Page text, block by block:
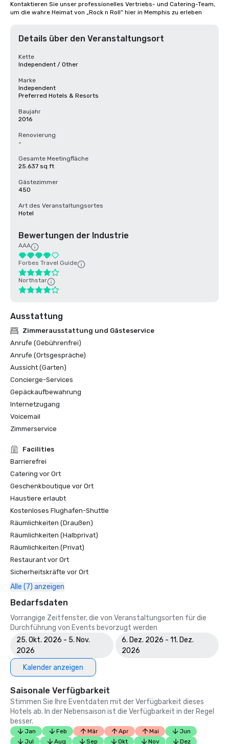
Kontaktieren Sie unser professionelles Vertriebs- und Catering-Team,
um die wahre Heimat von „Rock n Roll“ hier in Memphis zu erleben
Details über den Veranstaltungsort
Kette
Independent / Other
Marke
Independent
Preferred Hotels & Resorts
Baujahr
2016
Renovierung
-
Gesamte Meetingfläche
25.637 sq ft
Gästezimmer
450
Art des Veranstaltungsortes
Hotel
Bewertungen der Industrie
AAA
Forbes Travel Guide
Northstar
Ausstattung
Zimmerausstattung und Gästeservice
Anrufe (Gebührenfrei)
Anrufe (Ortsgespräche)
Aussicht (Garten)
Concierge-Services
Gepäckaufbewahrung
Internetzugang
Voicemail
Zimmerservice
Facilities
Barrierefrei
Catering vor Ort
Geschenkboutique vor Ort
Haustiere erlaubt
Kostenloses Flughafen-Shuttle
Räumlichkeiten (Draußen)
Räumlichkeiten (Halbprivat)
Räumlichkeiten (Privat)
Restaurant vor Ort
Sicherheitskräfte vor Ort
Alle (7) anzeigen
Bedarfsdaten
Vorrangige Zeitfenster, die von Veranstaltungsorten für die
Durchführung von Events bevorzugt werden
25. Okt. 2026 - 5. Nov.
2026
6. Dez. 2026 - 11. Dez.
2026
Kalender anzeigen
Saisonale Verfügbarkeit
Stimmen Sie Ihre Eventdaten mit der Verfügbarkeit dieses
Hotels ab. In der Nebensaison ist die Verfügbarkeit in der Regel
besser.
Jan Feb Mär Apr Mai
Jun
Jul
Aug Sep Okt Nov Dez